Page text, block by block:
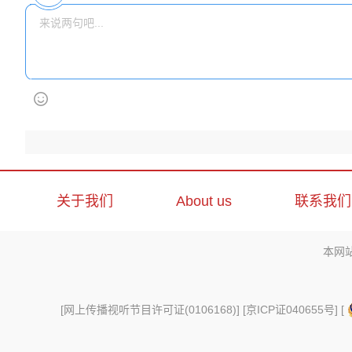
关于我们 About us 联系我们
本网
[网上传播视听节目许可证(0106168)] [京ICP证040655号] [